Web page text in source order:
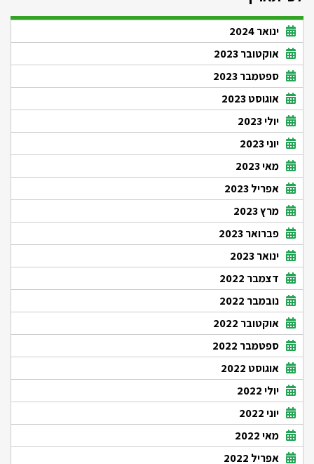
ינואר 2024
אוקטובר 2023
ספטמבר 2023
אוגוסט 2023
יולי 2023
יוני 2023
מאי 2023
אפריל 2023
מרץ 2023
פברואר 2023
ינואר 2023
דצמבר 2022
נובמבר 2022
אוקטובר 2022
ספטמבר 2022
אוגוסט 2022
יולי 2022
יוני 2022
מאי 2022
אפריל 2022